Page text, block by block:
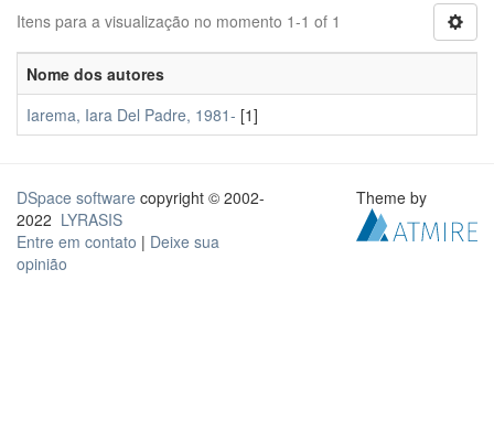
Itens para a visualização no momento 1-1 of 1
Nome dos autores
Iarema, Iara Del Padre, 1981- [1]
DSpace software copyright © 2002-
2022 LYRASIS
Entre em contato | Deixe sua
opinião
Theme by